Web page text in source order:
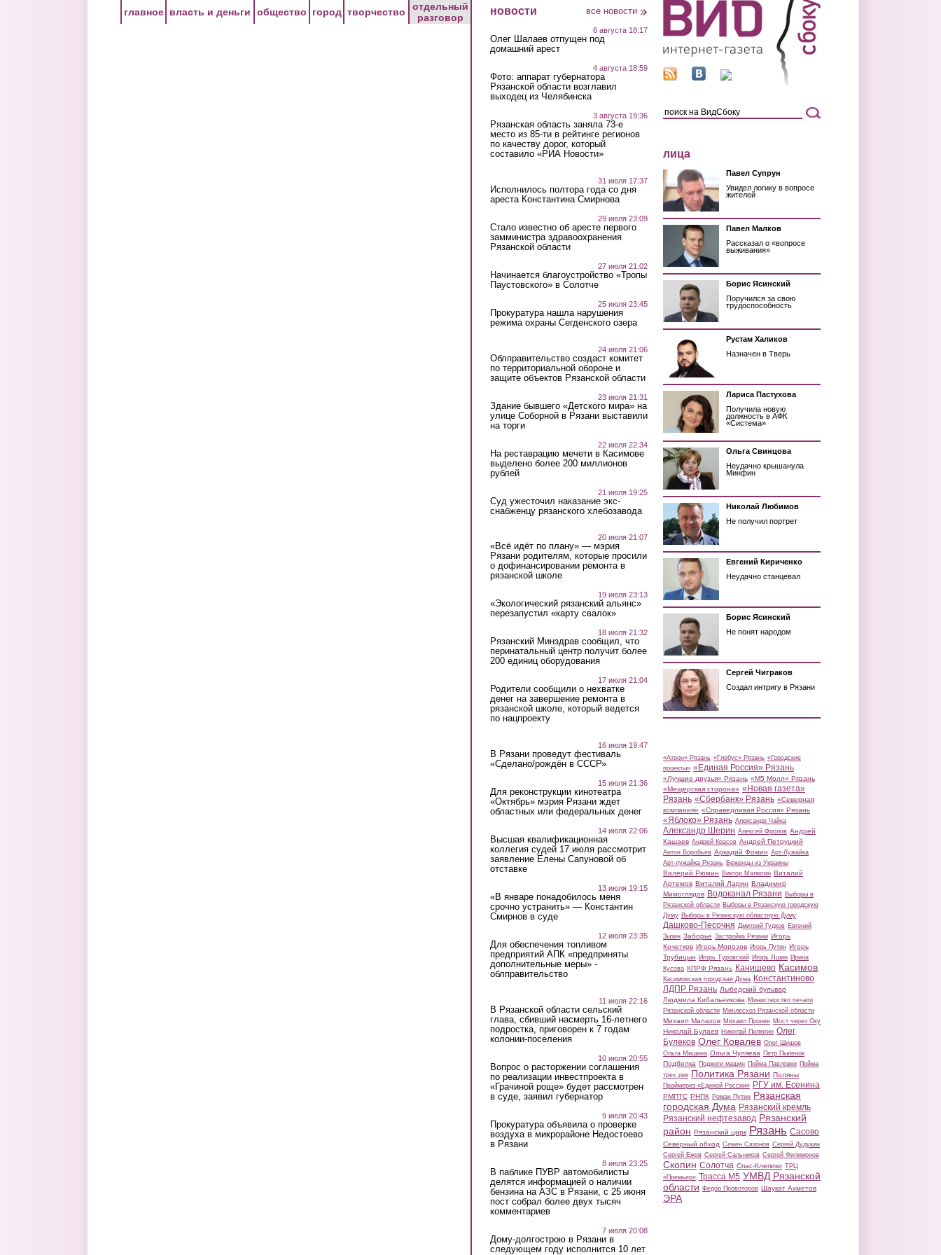
главное власть и деньги общество город творчество
отдельный
разговор
новости все новости
6 августа 18:17
Олег Шалаев отпущен под
домашний арест
4 августа 18:59
Фото: аппарат губернатора
Рязанской области возглавил
выходец из Челябинска
3 августа 19:36
Рязанская область заняла 73-е
место из 85-ти в рейтинге регионов
по качеству дорог, который
составило «РИА Новости»
31 июля 17:37
Исполнилось полтора года со дня
ареста Константина Смирнова
29 июля 23:09
Стало известно об аресте первого
замминистра здравоохранения
Рязанской области
27 июля 21:02
Начинается благоустройство «Тропы
Паустовского» в Солотче
25 июля 23:45
Прокуратура нашла нарушения
режима охраны Сегденского озера
24 июля 21:06
Облправительство создаст комитет
по территориальной обороне и
защите объектов Рязанской области
23 июля 21:31
Здание бывшего «Детского мира» на
улице Соборной в Рязани выставили
на торги
22 июля 22:34
На реставрацию мечети в Касимове
выделено более 200 миллионов
рублей
21 июля 19:25
Суд ужесточил наказание экс-
снабженцу рязанского хлебозавода
20 июля 21:07
«Всё идёт по плану» — мэрия
Рязани родителям, которые просили
о дофинансировании ремонта в
рязанской школе
19 июля 23:13
«Экологический рязанский альянс»
перезапустил «карту свалок»
18 июля 21:32
Рязанский Минздрав сообщил, что
перинатальный центр получит более
200 единиц оборудования
17 июля 21:04
Родители сообщили о нехватке
денег на завершение ремонта в
рязанской школе, который ведется
по нацпроекту
16 июля 19:47
В Рязани проведут фестиваль
«Сделано/рождён в СССР»
15 июля 21:36
Для реконструкции кинотеатра
«Октябрь» мэрия Рязани ждет
областных или федеральных денег
14 июля 22:06
Высшая квалификационная
коллегия судей 17 июля рассмотрит
заявление Елены Сапуновой об
отставке
13 июля 19:15
«В январе понадобилось меня
срочно устранить» — Константин
Смирнов в суде
12 июля 23:35
Для обеспечения топливом
предприятий АПК «предприняты
дополнительные меры» -
облправительство
11 июля 22:16
В Рязанской области сельский
глава, сбивший насмерть 16-летнего
подростка, приговорен к 7 годам
колонии-поселения
10 июля 20:55
Вопрос о расторжении соглашения
по реализации инвестпроекта в
«Грачиной роще» будет рассмотрен
в суде, заявил губернатор
9 июля 20:43
Прокуратура объявила о проверке
воздуха в микрорайоне Недостоево
в Рязани
8 июля 23:25
В паблике ПУВР автомобилисты
делятся информацией о наличии
бензина на АЗС в Рязани, с 25 июня
пост собрал более двух тысяч
комментариев
7 июля 20:08
Дому-долгострою в Рязани в
следующем году исполнится 10 лет
лица
Павел Супрун
Увидел логику в вопросе
жителей
Павел Малков
Рассказал о «вопросе
выживания»
Борис Ясинский
Поручился за свою
трудоспособность
Рустам Халиков
Назначен в Тверь
Лариса Пастухова
Получила новую
должность в АФК
«Система»
Ольга Свинцова
Неудачно крышанула
Минфин
Николай Любимов
Не получил портрет
Евгений Кириченко
Неудачно станцевал
Борис Ясинский
Не понят народом
Сергей Чиграков
Создал интригу в Рязани
«Атрон» Рязань «Глобус» Рязань «Городские
проекты» «Единая Россия» Рязань
«Лучшие друзья» Рязань «М5 Молл» Рязань
«Мещерская сторона» «Новая газета»
Рязань «Сбербанк» Рязань «Северная
компания» «Справедливая Россия» Рязань
«Яблоко» Рязань Александр Чайка
Александр Шерин Алексей Фролов Андрей
Кашаев Андрей Красов Андрей Петруцкий
Антон Воробьев Аркадий Фомин Арт-Лужайка
Арт-лужайка Рязань Беженцы из Украины
Валерий Рюмин Виктор Малюгин Виталий
Артемов Виталий Ларин Владимир
Мимоглядов Водоканал Рязани Выборы в
Рязанской области Выборы в Рязанскую городскую
Думу Выборы в Рязанскую областную Думу
Дашково-Песочня Дмитрий Гудков Евгений
Зызин Заборье Застройка Рязани Игорь
Кочетков Игорь Морозов Игорь Путин Игорь
Трубицын Игорь Туровский Игорь Яшин Ирина
Кусова КПРФ Рязань Канищево Касимов
Касимовская городская Дума Константиново
ЛДПР Рязань Лыбедский бульвар
Людмила Кибальникова Министерство печати
Рязанской области Минлесхоз Рязанской области
Михаил Малахов Михаил Пронин Мост через Оку
Николай Булаев Николай Пилюгин Олег
Булеков Олег Ковалев Олег Шишов
Ольга Мишина Ольга Чуляева Петр Пыленок
Подбелка Поджоги машин Пойма Павловки Пойма
трех рек Политика Рязани Поляны
Праймериз «Единой России» РГУ им. Есенина
РМПТС РНПК Роман Путин Рязанская
городская Дума Рязанский кремль
Рязанский нефтезавод Рязанский
район Рязанский цирк Рязань Сасово
Северный обход Семен Сазонов Сергей Дудукин
Сергей Ежов Сергей Сальников Сергей Филимонов
Скопин Солотча Спас-Клепики ТРЦ
«Премьер» Трасса М5 УМВД Рязанской
области Федор Провоторов Шаукат Ахметов
ЭРА